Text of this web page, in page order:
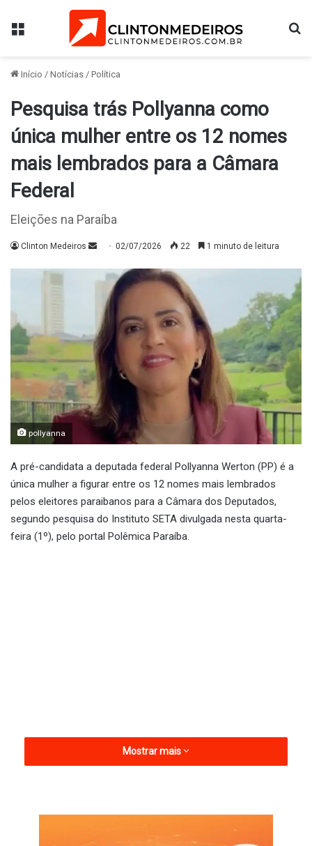
Menu
Início / Notícias / Política
Pesquisa trás Pollyanna como
única mulher entre os 12 nomes
mais lembrados para a Câmara
Federal
Eleições na Paraíba
Clinton Medeiros
Mande
mail
02/07/2026 22 1 minuto de leitura
pollyanna
A pré-candidata a deputada federal Pollyanna Werton (PP) é a
única mulher a figurar entre os 12 nomes mais lembrados
pelos eleitores paraibanos para a Câmara dos Deputados,
segundo pesquisa do Instituto SETA divulgada nesta quarta-
feira (1º), pelo portal Polêmica Paraíba.
No levantamento espontâneo das intenções de voto para
Mostrar mais